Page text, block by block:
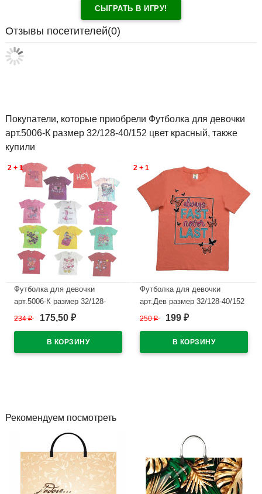
СЫГРАТЬ В ИГРУ!
Отзывы посетителей(0)
Покупатели, которые приобрели Футболка для девочки
арт.5006-К размер 32/128-40/152 цвет красный, также
купили
2 + 1
Футболка для девочки
арт.5006-К размер 32/128-
40/152 цвет оранжевый
234₽ 175,50 ₽
2 + 1
Футболка для девочки
арт.Дев размер 32/128-40/152
цвет оранжевый
250₽ 199 ₽
Рекомендуем посмотреть